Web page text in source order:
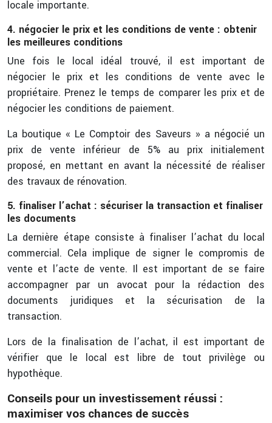
locale importante.
4. négocier le prix et les conditions de vente : obtenir
les meilleures conditions
Une fois le local idéal trouvé, il est important de
négocier le prix et les conditions de vente avec le
propriétaire. Prenez le temps de comparer les prix et de
négocier les conditions de paiement.
La boutique « Le Comptoir des Saveurs » a négocié un
prix de vente inférieur de 5% au prix initialement
proposé, en mettant en avant la nécessité de réaliser
des travaux de rénovation.
5. finaliser l’achat : sécuriser la transaction et finaliser
les documents
La dernière étape consiste à finaliser l’achat du local
commercial. Cela implique de signer le compromis de
vente et l’acte de vente. Il est important de se faire
accompagner par un avocat pour la rédaction des
documents juridiques et la sécurisation de la
transaction.
Lors de la finalisation de l’achat, il est important de
vérifier que le local est libre de tout privilège ou
hypothèque.
Conseils pour un investissement réussi :
maximiser vos chances de succès